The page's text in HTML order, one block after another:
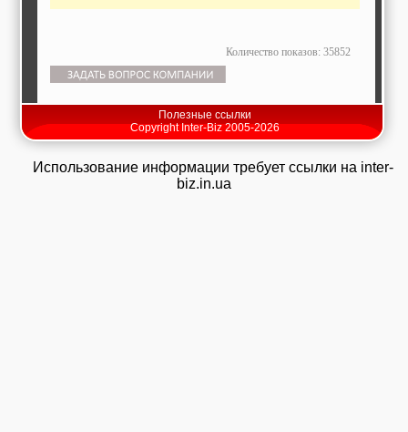
Количество показов: 35852
Полезные ссылки
Copyright Inter-Biz 2005-2026
Использование информации требует ссылки на inter-
biz.in.ua